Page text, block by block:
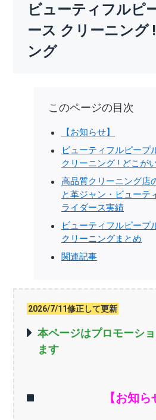
ビューティフルピ
ース クリーニング
ング
このページの目次
【お知らせ】
ビューティフルピープ
クリーニング ! どこが
高品質クリーニング店
と革ジャン・ビューテ
ライダース実績
ビューティフルピープ
クリーニングまとめ
関連記事
2026/7/11修正して更新
本ページはプロモーシ
ます
【お知ら